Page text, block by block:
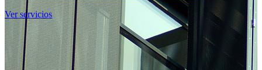
Ver servicios